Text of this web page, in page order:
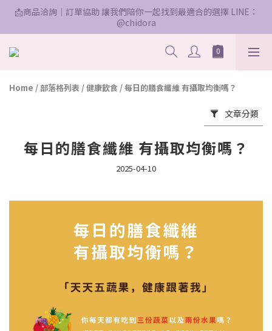
📩商品洽詢｜訂單協助 讓我們陪你一起找到最適合的選擇 LINE：
@chidora
Home / 部落格列表 /健康飲食 /每日的膳食纖維 有攝取均衡嗎？
文章分類
每日的膳食纖維 有攝取均衡嗎？
2025-04-10